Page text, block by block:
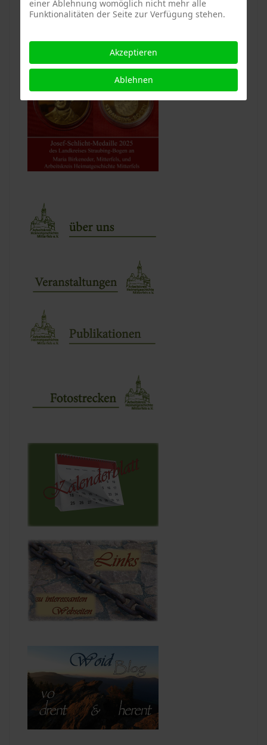
einer Ablehnung womöglich nicht mehr alle
Funktionalitäten der Seite zur Verfügung stehen.
Akzeptieren
Ablehnen